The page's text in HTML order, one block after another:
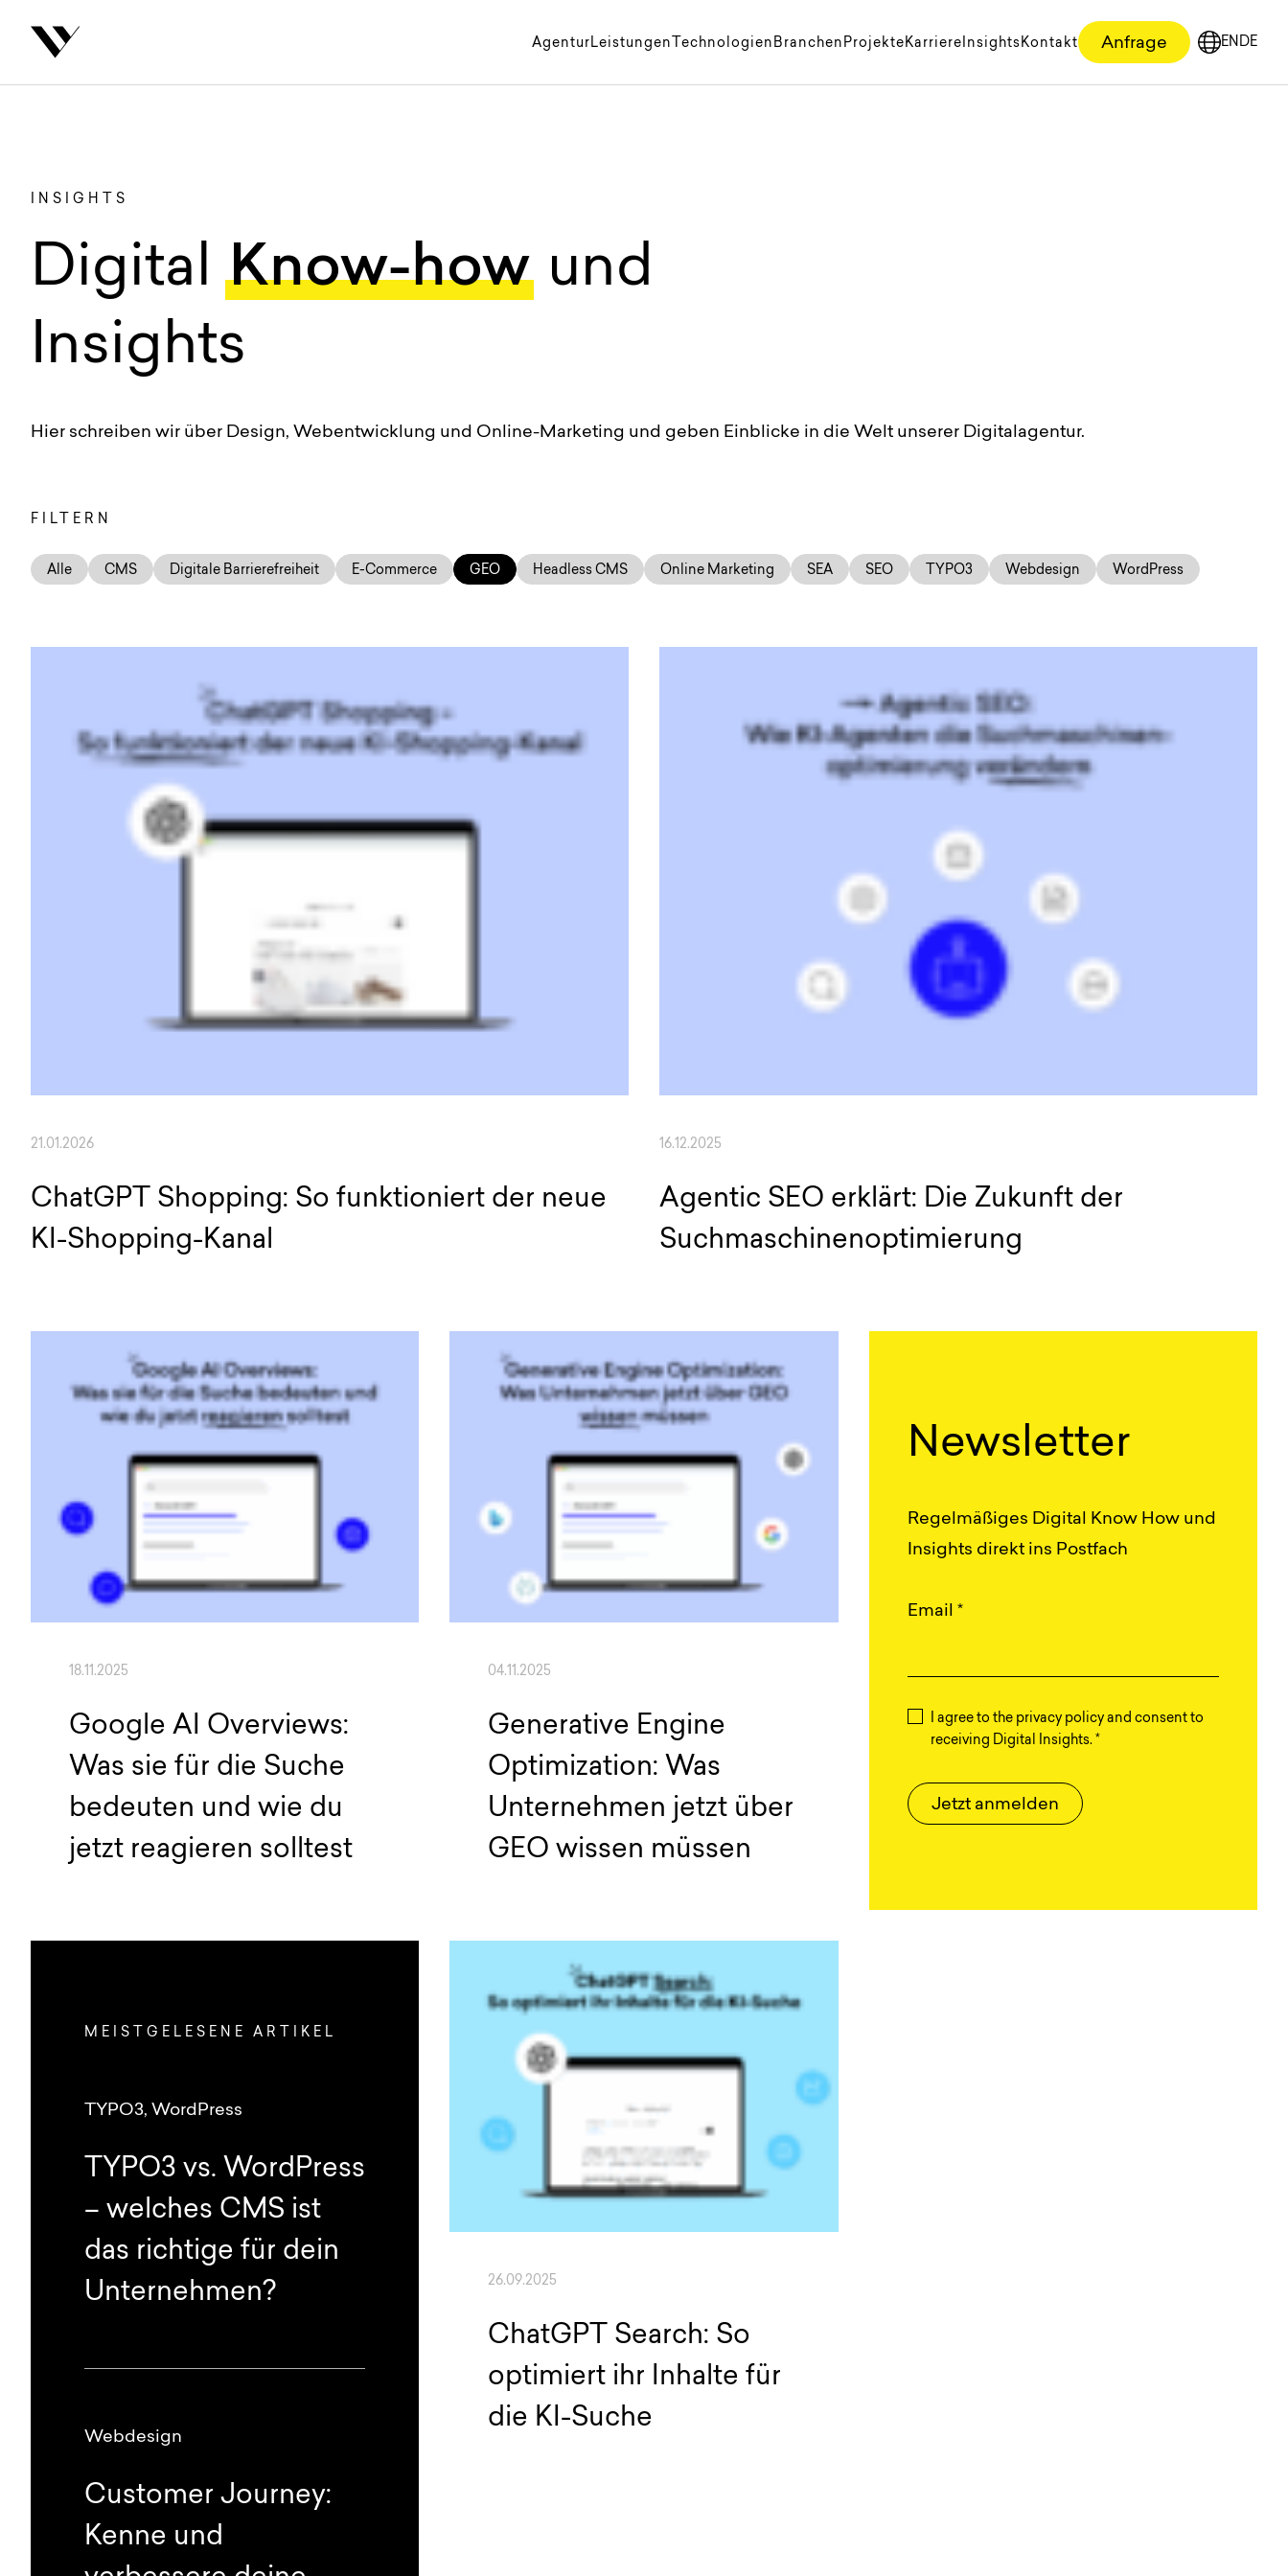
AgenturLeistungen Technologien Branchen ProjekteKarriereInsightsKontakt Anfrage EN
English
DE
INSIGHTS
:
Digital Know-how und
Insights
Hier schreiben wir über Design, Webentwicklung und Online-Marketing und geben Einblicke in die Welt unserer Digitalagentur.
FILTERN
Alle CMS Digitale Barrierefreiheit E-Commerce GEO Headless CMS Online Marketing SEA SEO TYPO3 Webdesign WordPress
21.01.2026
ChatGPT Shopping: So funktioniert der neue
KI-Shopping-Kanal
16.12.2025
Agentic SEO erklärt: Die Zukunft der
Suchmaschinenoptimierung
18.11.2025
Google AI Overviews:
Was sie für die Suche
bedeuten und wie du
jetzt reagieren solltest
04.11.2025
Generative Engine
Optimization: Was
Unternehmen jetzt über
GEO wissen müssen
26.09.2025
ChatGPT Search: So
optimiert ihr Inhalte für
die KI-Suche
Newsletter
Regelmäßiges Digital Know How und
Insights direkt ins Postfach
Email *
I agree to the privacy policy and consent to
receiving Digital Insights. *
Jetzt anmelden
MEISTGELESENE ARTIKEL
TYPO3, WordPress
TYPO3 vs. WordPress
– welches CMS ist
das richtige für dein
Unternehmen?
Webdesign
Customer Journey:
Kenne und